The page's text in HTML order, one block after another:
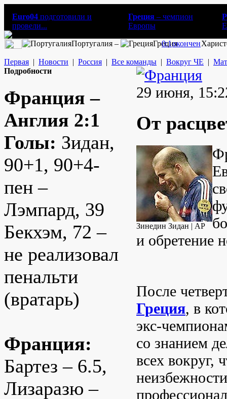
Euro04 подготовили и
провели...
Греция – чемпион
Европы
Португалия – Греция
0:1окончен
Первая | Новости | Россия | Все команды | Вокруг ЧЕ |
Подробности
Франция –
Англия 2:1
Голы: Зидан,
90+1, 90+4-
пен –
Лэмпард, 39
Бекхэм, 72 –
не реализовал
пенальти
(вратарь)
Франция:
Бартез – 6.5,
Лизаразю –
29 июня,
От
Зинедин Зидан | AP
и обретение
После
Греция, в
экс-
со знанием
всех вокруг,